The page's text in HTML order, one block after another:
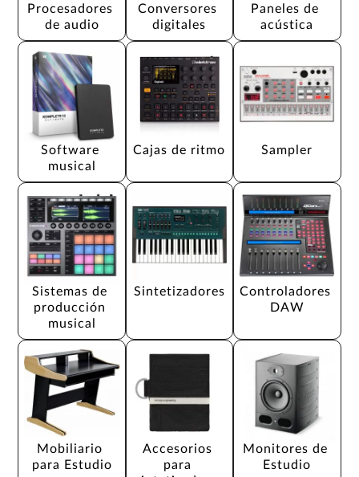
Procesadores
de audio
Conversores
digitales
Paneles de
acústica
Software
musical
Cajas de ritmo Sampler
Sistemas de
producción
musical
Sintetizadores
Controladores
DAW
Mobiliario
para Estudio
Accesorios
para
Monitores de
Estudio